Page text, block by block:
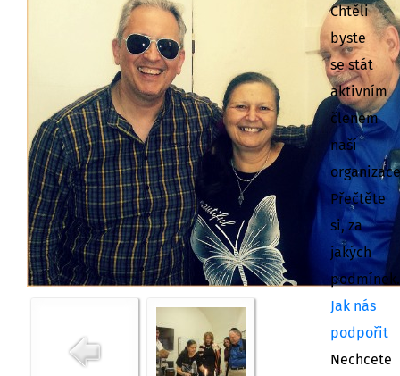
Chtěli
byste
se stát
aktivním
členem
naší
Přečtěte
si, za
jakých
podmínek.
Jak nás
podpořit
Nechcete